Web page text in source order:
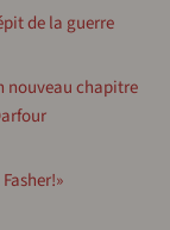
de la guerre
nouveau chapitre